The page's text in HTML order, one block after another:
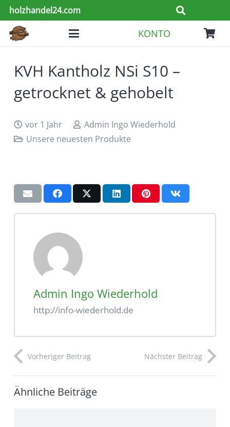
holzhandel24.com
KONTO
KVH Kantholz NSi S10 –
getrocknet & gehobelt
vor 1 Jahr
Admin Ingo Wiederhold
Unsere neuesten Produkte
Admin Ingo Wiederhold
http://info-wiederhold.de
Vorheriger Beitrag Nächster Beitrag
Ähnliche Beiträge